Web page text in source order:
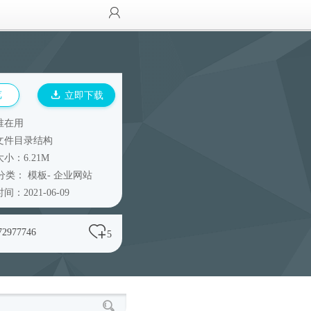
立即下载
在用
件目录结构
小：6.21M
类： 模板- 企业网站
间：2021-06-09
5